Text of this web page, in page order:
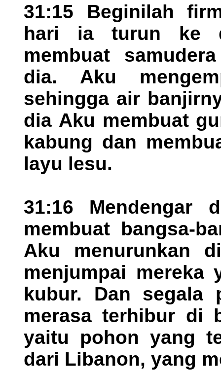
31:15 Beginilah
hari ia turun ke
membuat
dia. Aku
sehingga air
dia Aku membuat
kabung dan
layu lesu.
31:16 Mendengar
membuat bangsa-
Aku menurunkan
menjumpai
kubur. Dan segala
merasa terhibur di
yaitu pohon yang
dari Libanon, yang